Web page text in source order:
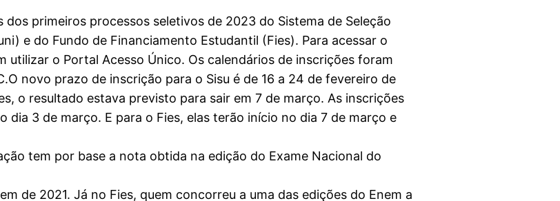
primeiros processos seletivos de 2023 do Sistema de Seleção
e do Fundo de Financiamento Estudantil (Fies). Para acessar o
o Portal Acesso Único. Os calendários de inscrições foram
novo prazo de inscrição para o Sisu é de 16 a 24 de fevereiro de
o resultado estava previsto para sair em 7 de março. As inscrições
3 de março. E para o Fies, elas terão início no dia 7 de março e
tem por base a nota obtida na edição do Exame Nacional do
de 2021. Já no Fies, quem concorreu a uma das edições do Enem a